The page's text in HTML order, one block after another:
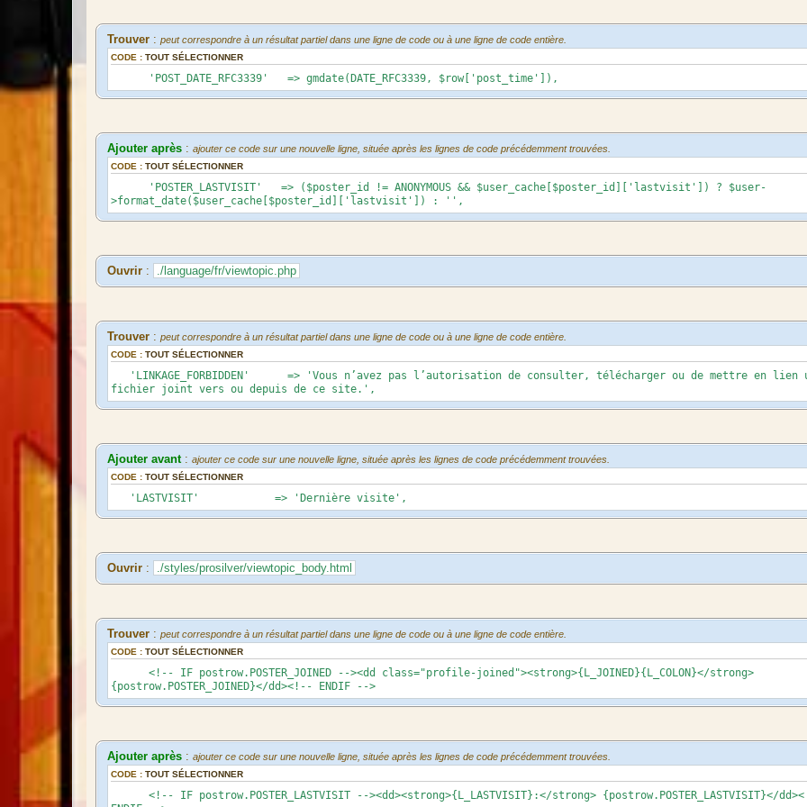
Trouver : peut correspondre à un résultat partiel dans une ligne de code ou à une ligne de code entière.
CODE : TOUT SÉLECTIONNER
'POST_DATE_RFC3339' => gmdate(DATE_RFC3339, $row['post_time']),
Ajouter après : ajouter ce code sur une nouvelle ligne, située après les lignes de code précédemment trouvées.
CODE : TOUT SÉLECTIONNER
'POSTER_LASTVISIT' => ($poster_id != ANONYMOUS && $user_cache[$poster_id]['lastvisit']) ? $user-
>format_date($user_cache[$poster_id]['lastvisit']) : '',
Ouvrir : ./language/fr/viewtopic.php
Trouver : peut correspondre à un résultat partiel dans une ligne de code ou à une ligne de code entière.
CODE : TOUT SÉLECTIONNER
'LINKAGE_FORBIDDEN' => 'Vous n’avez pas l’autorisation de consulter, télécharger ou de mettre en lien
fichier joint vers ou depuis de ce site.',
Ajouter avant: ajouter ce code sur une nouvelle ligne, située après les lignes de code précédemment trouvées.
CODE : TOUT SÉLECTIONNER
'LASTVISIT' => 'Dernière visite',
Ouvrir : ./styles/prosilver/viewtopic_body.html
Trouver : peut correspondre à un résultat partiel dans une ligne de code ou à une ligne de code entière.
CODE : TOUT SÉLECTIONNER
<!-- IF postrow.POSTER_JOINED --><dd class="profile-joined"><strong>{L_JOINED}{L_COLON}</strong>
{postrow.POSTER_JOINED}</dd><!-- ENDIF -->
Ajouter après : ajouter ce code sur une nouvelle ligne, située après les lignes de code précédemment trouvées.
CODE : TOUT SÉLECTIONNER
<!-- IF postrow.POSTER_LASTVISIT --><dd><strong>{L_LASTVISIT}:</strong> {postrow.POSTER_LASTVISIT}</